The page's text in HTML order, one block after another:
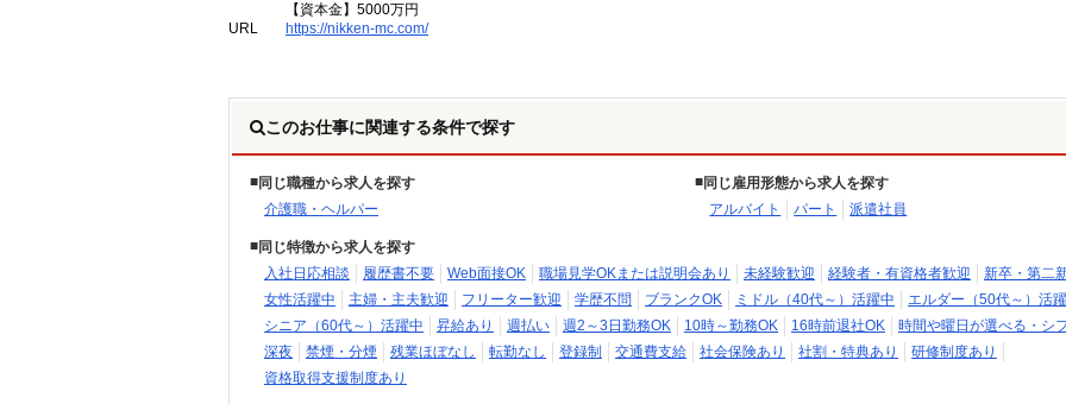
【資本金】5000万円
URL
https://nikken-mc.com/
このお仕事に関連する条件で探す
同じ職種から求人を探す
介護職・ヘルパー
同じ雇用形態から求人を探す
アルバイト
パート 派遣社員
同じ特徴から求人を探す
入社日応相談
履歴書不要 Web面接OK 職場見学OKまたは説明会あり 未経験歓迎 経験者・有資格者歓迎
新卒・第二
女性活躍中
主婦・主夫歓迎 フリーター歓迎 学歴不問 ブランクOK ミドル（40代～）活躍中
エルダー（50代～）活
シニア（60代～）活躍中
昇給あり 週払い 週2～3日勤務OK 10時～勤務OK 16時前退社OK
時間や曜日が選べる・シ
深夜
禁煙・分煙 残業ほぼなし 転勤なし 登録制 交通費支給 社会保険あり 社割・特典あり
研修制度あり
資格取得支援制度あり